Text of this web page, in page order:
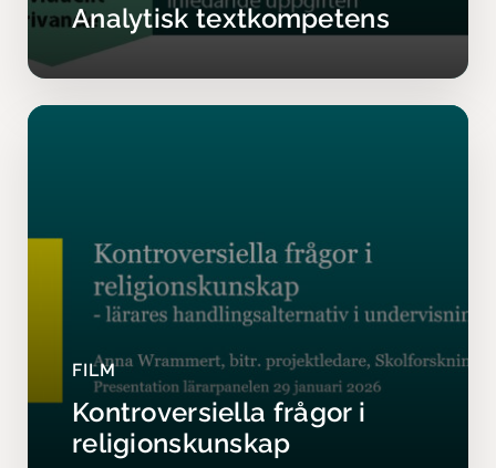
Analytisk textkompetens
FILM
Kontroversiella frågor i
religionskunskap